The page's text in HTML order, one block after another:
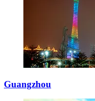
Guangzhou